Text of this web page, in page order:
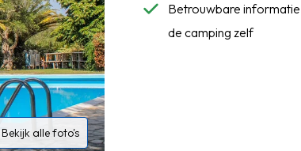
Bekijk alle foto's
Betrouwbare
de camping zelf